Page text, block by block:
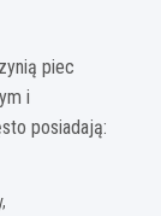
piec
i
posiadają: